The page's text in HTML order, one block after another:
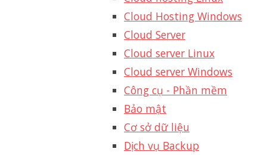
Cloud Hosting Windows
Cloud Server
Cloud server Linux
Cloud server Windows
Công cụ - Phần mềm
Bảo mật
Cơ sở dữ liệu
Dịch vụ Backup